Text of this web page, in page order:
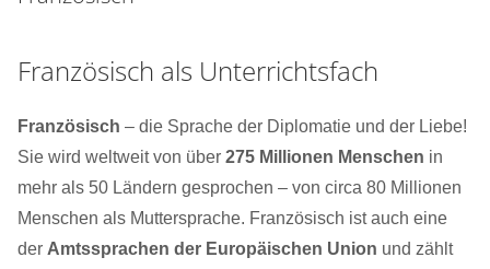
Französisch als Unterrichtsfach
Französisch – die Sprache der Diplomatie und der Liebe!
Sie wird weltweit von über 275 Millionen Menschen in
mehr als 50 Ländern gesprochen – von circa 80 Millionen
Menschen als Muttersprache. Französisch ist auch eine
der Amtssprachen der Europäischen Union und zählt